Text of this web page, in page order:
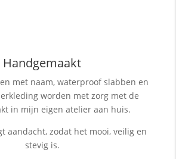
Handgemaakt
met naam, waterproof slabbenen
worden met zorg met de
in mijn eigen atelier aan huis.
aandacht, zodat het mooi, veilig en
stevig is.